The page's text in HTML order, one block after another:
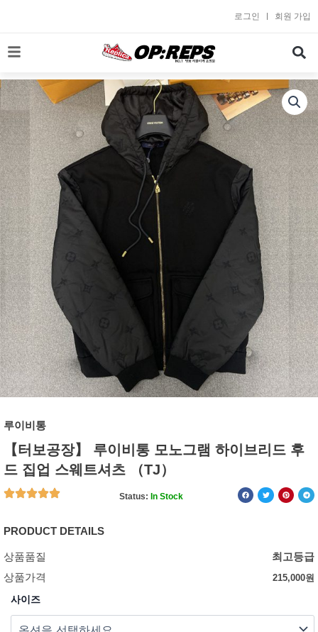
로
너
뛰
기
로그인 회원 가입
루이비통
【터보공장】 루이비통 모노그램 하이브리드 후
드 집업 스웨트셔츠 （TJ）
Status: In Stock
PRODUCT DETAILS
상품품질
최고등급
상품가격
215,000원
사이즈